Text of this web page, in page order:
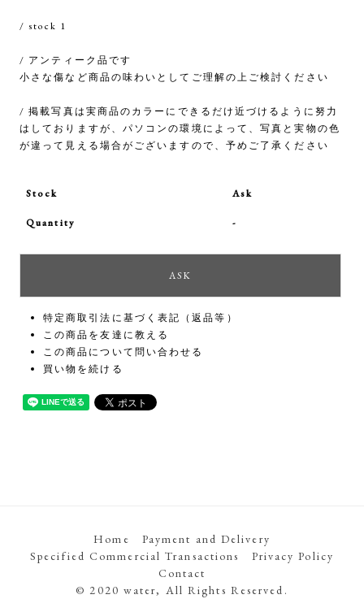
/ stock 1
/ アンティーク品です
小さな傷など商品の味わいとしてご理解の上ご検討ください
/ 掲載写真は実商品のカラーにできるだけ近づけるように努力
はしておりますが、パソコンの環境によって、写真と実物の色
が違って見える場合がございますので、予めご了承ください
Stock Ask
Quantity -
特定商取引法に基づく表記（返品等）
この商品を友達に教える
この商品について問い合わせる
買い物を続ける
Home
Payment and Delivery
Specified Commercial Transactions
Privacy Policy
Contact
© 2020 water, All Rights Reserved.